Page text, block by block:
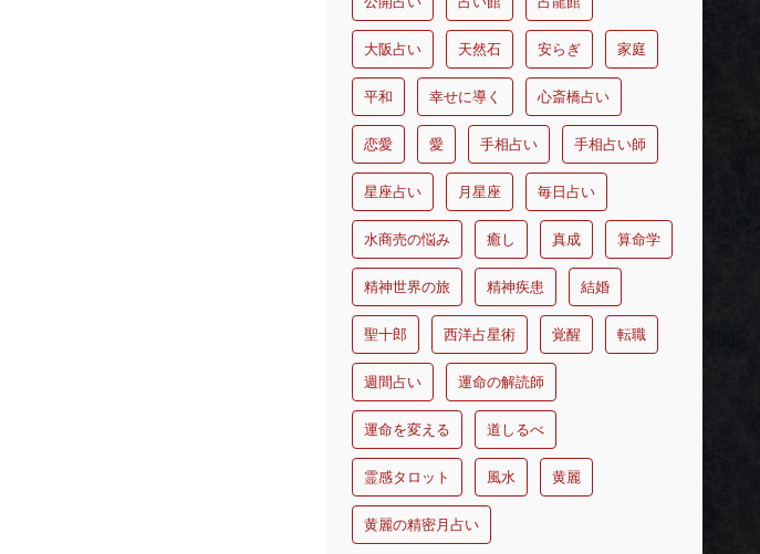
大阪占い 天然石 安らぎ 家庭
平和 幸せに導く 心斎橋占い
恋愛 愛 手相占い 手相占い師
星座占い 月星座 毎日占い
水商売の悩み 癒し 真成 算命学
精神世界の旅 精神疾患 結婚
聖十郎 西洋占星術 覚醒 転職
週間占い 運命の解読師
運命を変える 道しるべ
霊感タロット 風水 黄麗
黄麗の精密月占い